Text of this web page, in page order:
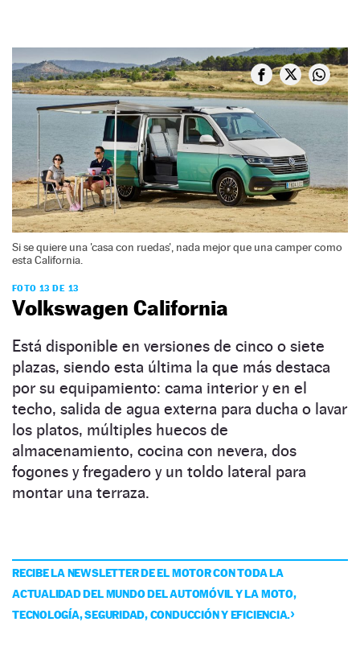
Si se quiere una 'casa con ruedas', nada mejor que una camper como
esta California.
FOTO 13 DE 13
Volkswagen California
Está disponible en versiones de cinco o siete
plazas, siendo esta última la que más destaca
por su equipamiento: cama interior y en el
techo, salida de agua externa para ducha o lavar
los platos, múltiples huecos de
almacenamiento, cocina con nevera, dos
fogones y fregadero y un toldo lateral para
montar una terraza.
RECIBE LA NEWSLETTER DE EL MOTOR CON TODA LA
ACTUALIDAD DEL MUNDO DEL AUTOMÓVIL Y LA MOTO,
TECNOLOGÍA, SEGURIDAD, CONDUCCIÓN Y EFICIENCIA.